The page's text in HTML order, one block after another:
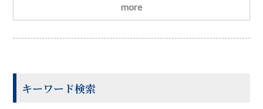
しょう！ 1年生の学習について名古屋平成看護医療専門
学校はり・きゅう学科の一年生の学習（座学）西洋医学
の基礎・・・・解剖学や生理学東洋医学の基礎・・・・
り切るポイント
more
キーワード検索